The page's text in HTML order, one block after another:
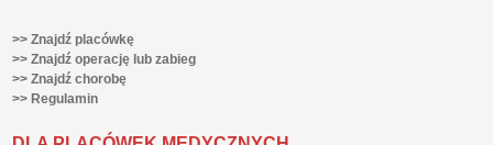
>> Znajdź placówkę
>> Znajdź operację lub zabieg
>> Znajdź chorobę
>> Regulamin